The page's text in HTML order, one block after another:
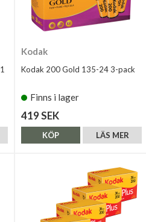
Kodak
Kodak 200 Gold 135-24 3-pack
Finns i lager
419 SEK
LÄS MER
KÖP